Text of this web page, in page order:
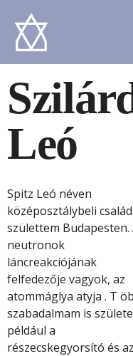
Leó
Spitz Leó néven
középosztálybeli
születtem Budapesten.
neutronok
láncreakciójának
felfedezője vagyok, az
atommáglya atyja . T
szabadalmam is
például a
részecskegyorsító és az